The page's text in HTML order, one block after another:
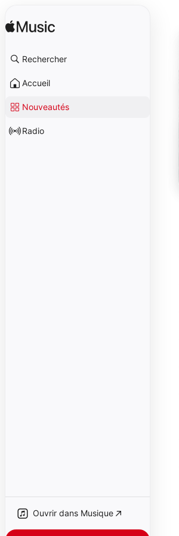
Rechercher
Accueil
Nouveautés
Radio
Ouvrir dans Musique